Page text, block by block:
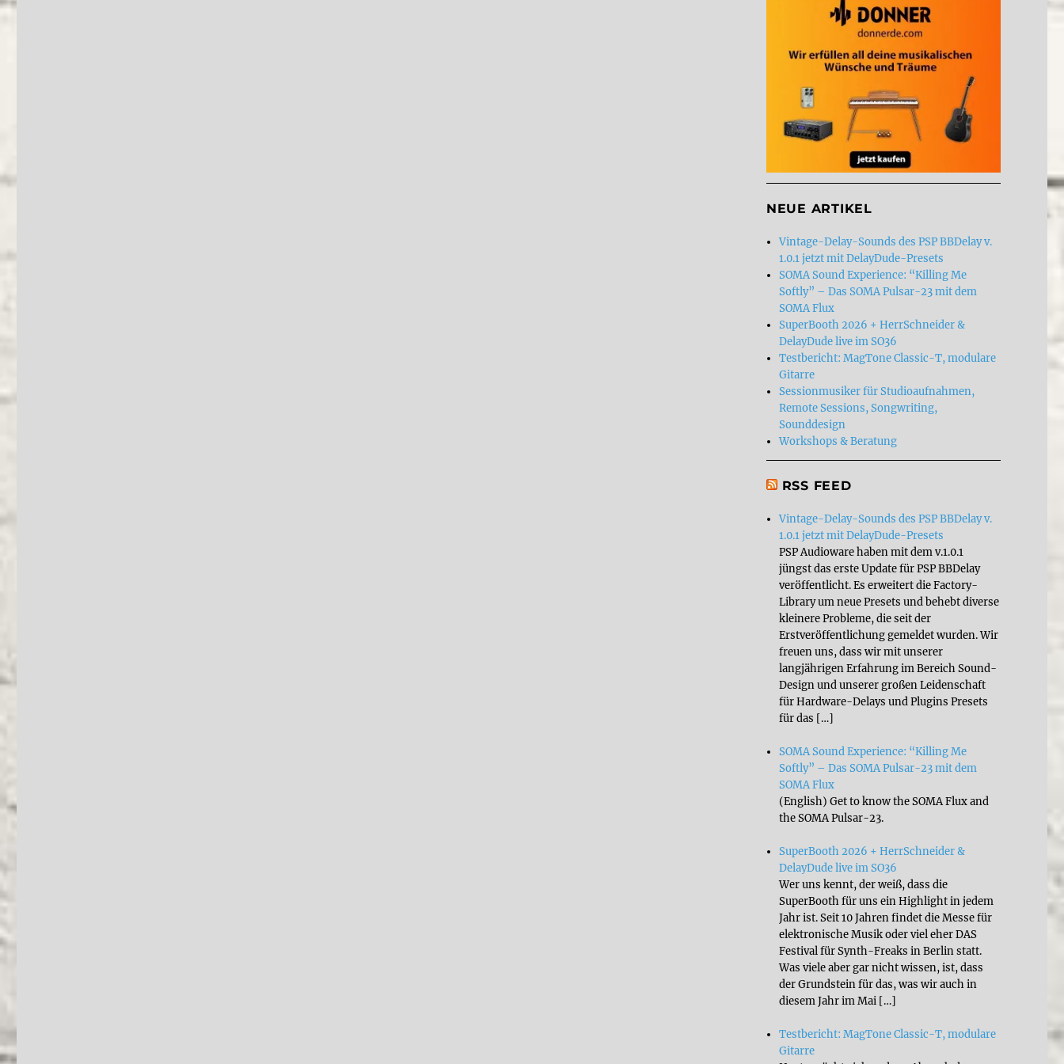
NEUE ARTIKEL
Vintage-Delay-Sounds des PSP BBDelay v.
1.0.1 jetzt mit DelayDude-Presets
SOMA Sound Experience: “Killing Me
Softly” – Das SOMA Pulsar-23 mit dem
SOMA Flux
SuperBooth 2026 + HerrSchneider &
DelayDude live im SO36
Testbericht: MagTone Classic-T, modulare
Gitarre
Sessionmusiker für Studioaufnahmen,
Remote Sessions, Songwriting,
Sounddesign
Workshops & Beratung
RSS FEED
Vintage-Delay-Sounds des PSP BBDelay v.
1.0.1 jetzt mit DelayDude-Presets
PSP Audioware haben mit dem v.1.0.1
jüngst das erste Update für PSP BBDelay
veröffentlicht. Es erweitert die Factory-
Library um neue Presets und behebt diverse
kleinere Probleme, die seit der
Erstveröffentlichung gemeldet wurden. Wir
freuen uns, dass wir mit unserer
langjährigen Erfahrung im Bereich Sound-
Design und unserer großen Leidenschaft
für Hardware-Delays und Plugins Presets
für das […]
SOMA Sound Experience: “Killing Me
Softly” – Das SOMA Pulsar-23 mit dem
SOMA Flux
(English) Get to know the SOMA Flux and
the SOMA Pulsar-23.
SuperBooth 2026 + HerrSchneider &
DelayDude live im SO36
Wer uns kennt, der weiß, dass die
SuperBooth für uns ein Highlight in jedem
Jahr ist. Seit 10 Jahren findet die Messe für
elektronische Musik oder viel eher DAS
Festival für Synth-Freaks in Berlin statt.
Was viele aber gar nicht wissen, ist, dass
der Grundstein für das, was wir auch in
diesem Jahr im Mai […]
Testbericht: MagTone Classic-T, modulare
Gitarre